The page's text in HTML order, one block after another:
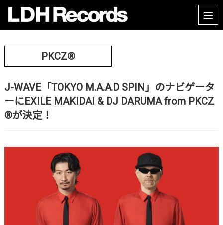
PKCZ®
J-WAVE「TOKYO M.A.A.D SPIN」のナビゲータ
ーにEXILE MAKIDAI & DJ DARUMA from PKCZ
®が決定！